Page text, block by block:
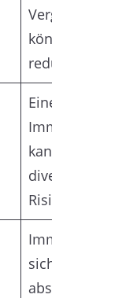
können die
reduzieren.
Eine
kann Ihr
diversifizieren
Risiken streuen.
Immobilien
sich gegen
absichern, da